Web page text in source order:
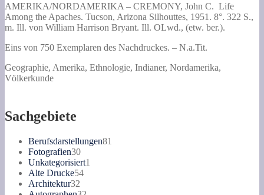
AMERIKA/NORDAMERIKA – CREMONY, John C. Life
Among the Apaches. Tucson, Arizona Silhouttes, 1951. 8°. 322 S.,
m. Ill. von William Harrison Bryant. Ill. OLwd., (etw. ber.).
Eins von 750 Exemplaren des Nachdruckes. – N.a.Tit.
Geographie, Amerika, Ethnologie, Indianer, Nordamerika,
Völkerkunde
Sachgebiete
Berufsdarstellungen81
Fotografien3030
Produkte
Unkategorisiert1
Alte Drucke5454
Architektur32